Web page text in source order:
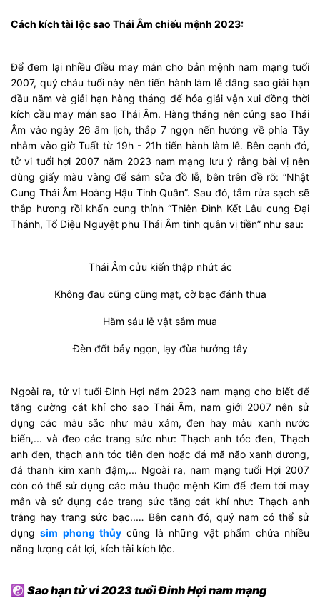
Cách kích tài lộc sao Thái Âm chiếu mệnh 2023:
Để đem lại nhiều điều may mắn cho bản mệnh nam mạng tuổi
2007, quý cháu tuổi này nên tiến hành làm lễ dâng sao giải hạn
đầu năm và giải hạn hàng tháng để hóa giải vận xui đồng thời
kích cầu may mắn sao Thái Âm. Hàng tháng nên cúng sao Thái
Âm vào ngày 26 âm lịch, thắp 7 ngọn nến hướng về phía Tây
nhằm vào giờ Tuất từ 19h - 21h tiến hành làm lễ. Bên cạnh đó,
tử vi tuổi hợi 2007 năm 2023 nam mạng lưu ý rằng bài vị nên
dùng giấy màu vàng để sắm sửa đồ lễ, bên trên đề rõ: “Nhật
Cung Thái Âm Hoàng Hậu Tinh Quân”. Sau đó, tắm rửa sạch sẽ
thắp hương rồi khấn cung thỉnh “Thiên Đình Kết Lâu cung Đại
Thánh, Tổ Diệu Nguyệt phu Thái Âm tinh quân vị tiền” như sau:
Thái Âm cửu kiến thập nhứt ác
Không đau cũng cũng mạt, cờ bạc đánh thua
Hăm sáu lễ vật sắm mua
Đèn đốt bảy ngọn, lạy đùa hướng tây
Ngoài ra, tử vi tuổi Đinh Hợi năm 2023 nam mạng cho biết để
tăng cường cát khí cho sao Thái Âm, nam giới 2007 nên sử
dụng các màu sắc như màu xám, đen hay màu xanh nước
biển,... và đeo các trang sức như: Thạch anh tóc đen, Thạch
anh đen, thạch anh tóc tiên đen hoặc đá mã não xanh dương,
đá thanh kim xanh đậm,... Ngoài ra, nam mạng tuổi Hợi 2007
còn có thể sử dụng các màu thuộc mệnh Kim để đem tới may
mắn và sử dụng các trang sức tăng cát khí như: Thạch anh
trắng hay trang sức bạc..… Bên cạnh đó, quý nam có thể sử
dụngsim phong thủycũng là những vật phẩm chứa nhiều
năng lượng cát lợi, kích tài kích lộc.
☯ Sao hạn tử vi 2023 tuổi Đinh Hợi nam mạng